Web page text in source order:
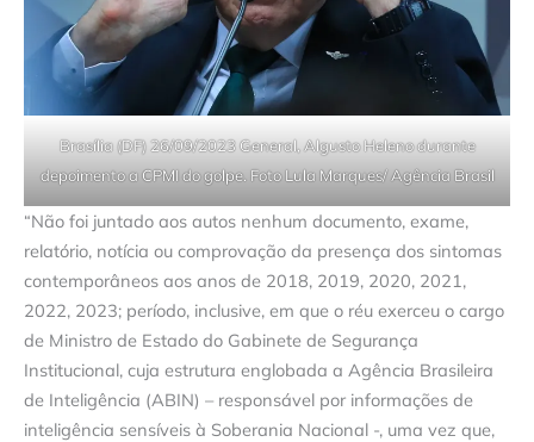
Brasília (DF) 26/09/2023 General, Algusto Heleno durante
depoimento a CPMI do golpe. Foto Lula Marques/ Agência Brasil
“Não foi juntado aos autos nenhum documento, exame,
relatório, notícia ou comprovação da presença dos sintomas
contemporâneos aos anos de 2018, 2019, 2020, 2021,
2022, 2023; período, inclusive, em que o réu exerceu o cargo
de Ministro de Estado do Gabinete de Segurança
Institucional, cuja estrutura englobada a Agência Brasileira
de Inteligência (ABIN) – responsável por informações de
inteligência sensíveis à Soberania Nacional -, uma vez que,